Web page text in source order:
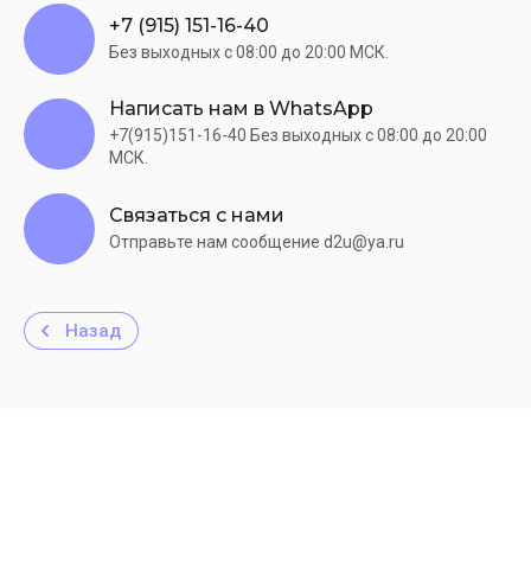
+7 (915) 151-16-40
Без выходных c 08:00 до 20:00 МСК.
Написать нам в WhatsApp
+7(915)151-16-40 Без выходных c 08:00 до 20:00
МСК.
Связаться с нами
Отправьте нам сообщение d2u@ya.ru
Назад